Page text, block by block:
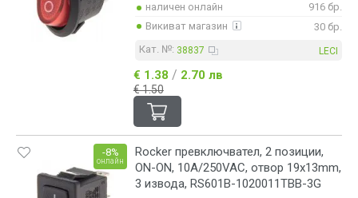
наличен онлайн
916 бр.
Викиват магазин
30 бр.
Кат. №: 38837 LECI
€ 1.38 / 2.70 лв
€ 1.50
Rocker превключвател, 2 позиции,
ON-ON, 10A/250VAC, отвор 19x13mm,
3 извода, RS601B-1020011TBB-3G
-8%
онлайн